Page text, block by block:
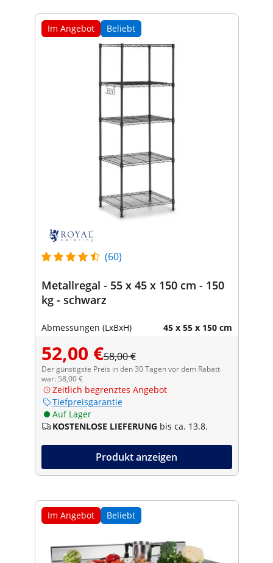
Im Angebot Beliebt
(60)
Metallregal - 55 x 45 x 150 cm - 150
kg - schwarz
Abmessungen (LxBxH) 45 x 55 x 150 cm
52,00 €58,00 €
Der günstigste Preis in den 30 Tagen vor dem Rabatt
war: 58,00 €
Zeitlich begrenztes Angebot
Tiefpreisgarantie
Auf Lager
KOSTENLOSE LIEFERUNG bis ca. 13.8.
Produkt anzeigen
Im Angebot Beliebt